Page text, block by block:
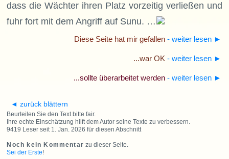
dass die Wächter ihren Platz vorzeitig verließen und
fuhr fort mit dem Angriff auf Sunu. …
Diese Seite hat mir gefallen- weiter lesen ►
...war OK - weiter lesen ►
...sollte überarbeitet werden - weiter lesen ►
◄ zurück blättern
Beurteilen Sie den Text bitte fair.
Ihre echte Einschätzung hilft dem Autor seine Texte zu verbessern.
9419 Leser seit 1. Jan. 2026 für diesen Abschnitt
Noch kein Kommentar zu dieser Seite.
Sei der Erste!